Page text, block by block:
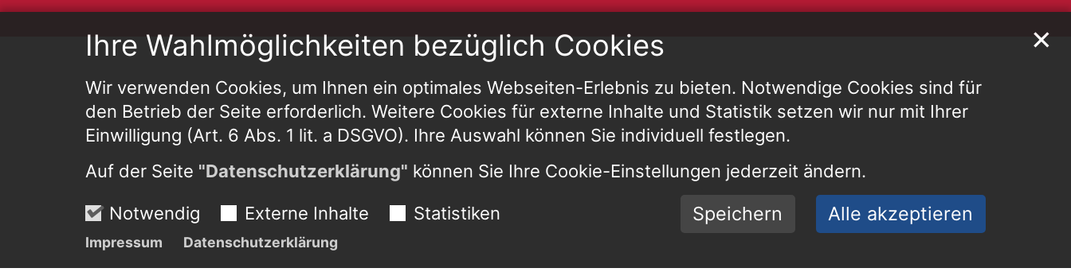
Ihre Wahlmöglichkeiten bezüglich Cookies
Wir verwenden Cookies, um Ihnen ein optimales Webseiten-Erlebnis zu bieten. Notwendige Cookies sind für
den Betrieb der Seite erforderlich. Weitere Cookies für externe Inhalte und Statistik setzen wir nur mit Ihrer
Einwilligung (Art. 6 Abs. 1 lit. a DSGVO). Ihre Auswahl können Sie individuell festlegen.
Auf der Seite "Datenschutzerklärung" können Sie Ihre Cookie-Einstellungen jederzeit ändern.
Notwendig Externe Inhalte Statistiken Speichern Alle akzeptieren
✕
Impressum Datenschutzerklärung